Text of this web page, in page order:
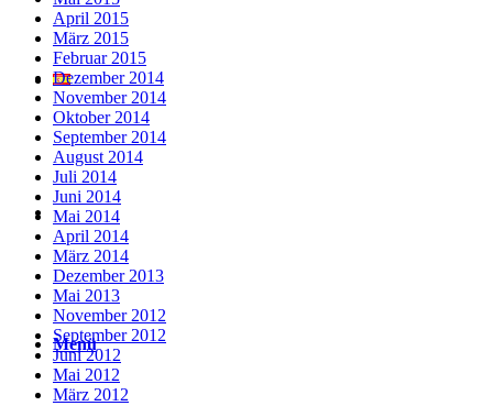
Suche
MenüMenü
April 2015
März 2015
Februar 2015
Dezember 2014
November 2014
Oktober 2014
September 2014
August 2014
Juli 2014
Juni 2014
Mai 2014
April 2014
März 2014
Dezember 2013
Mai 2013
November 2012
September 2012
Juni 2012
Mai 2012
März 2012